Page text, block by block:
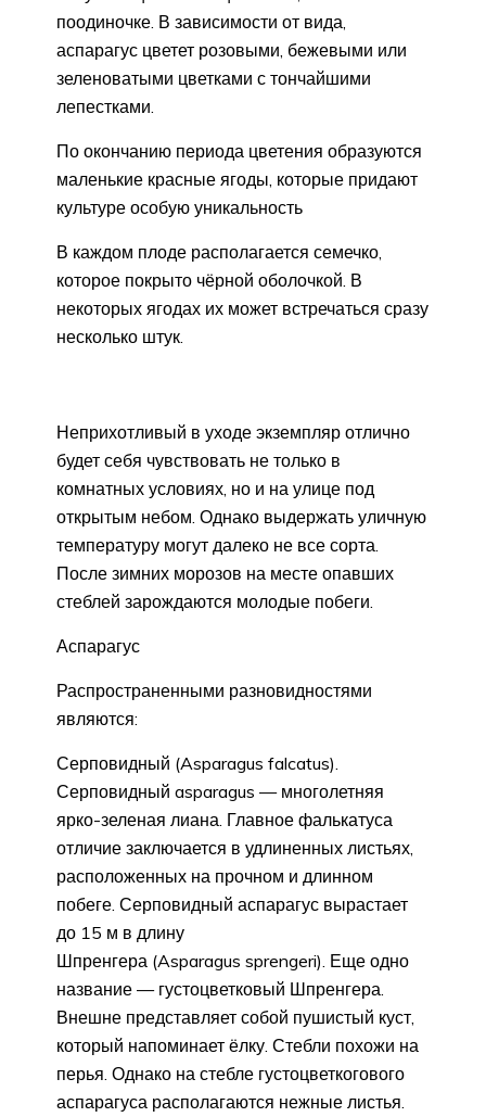
поодиночке. В зависимости от вида,
аспарагус цветет розовыми, бежевыми или
зеленоватыми цветками с тончайшими
лепестками.
По окончанию периода цветения образуются
маленькие красные ягоды, которые придают
культуре особую уникальность
В каждом плоде располагается семечко,
которое покрыто чёрной оболочкой. В
некоторых ягодах их может встречаться сразу
несколько штук.
Неприхотливый в уходе экземпляр отлично
будет себя чувствовать не только в
комнатных условиях, но и на улице под
открытым небом. Однако выдержать уличную
температуру могут далеко не все сорта.
После зимних морозов на месте опавших
стеблей зарождаются молодые побеги.
Аспарагус
Распространенными разновидностями
являются:
Серповидный (Asparagus falcatus).
Серповидный asparagus — многолетняя
ярко-зеленая лиана. Главное фалькатуса
отличие заключается в удлиненных листьях,
расположенных на прочном и длинном
побеге. Серповидный аспарагус вырастает
до 15 м в длину
Шпренгера (Asparagus sprengeri). Еще одно
название — густоцветковый Шпренгера.
Внешне представляет собой пушистый куст,
который напоминает ёлку. Стебли похожи на
перья. Однако на стебле густоцветкогового
аспарагуса располагаются нежные листья.